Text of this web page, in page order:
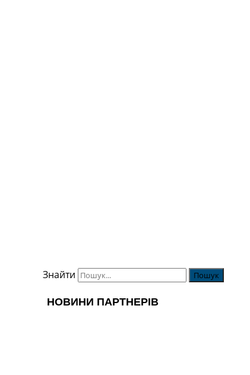
Знайти